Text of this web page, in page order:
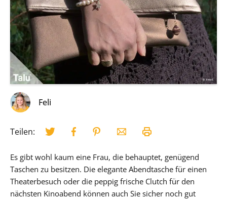
Feli
Teilen:
Es gibt wohl kaum eine Frau, die behauptet, genügend
Taschen zu besitzen. Die elegante Abendtasche für einen
Theaterbesuch oder die peppig frische Clutch für den
nächsten Kinoabend können auch Sie sicher noch gut